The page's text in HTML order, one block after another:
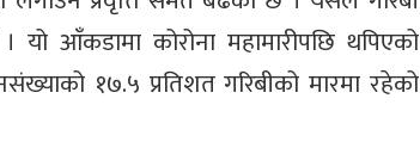
आँकडामा कोरोना महामारीपछि थपिएको
१७.५ प्रतिशत गरिबीको मारमा रहेको